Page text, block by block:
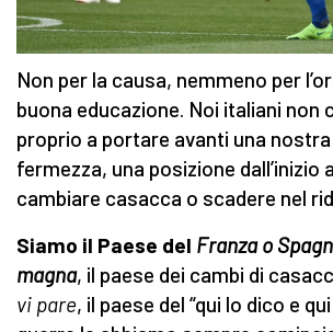
Non per la causa, nemmeno per
buona educazione. Noi italiani non
proprio a portare avanti una
fermezza, una posizione dall’inizio
cambiare casacca o scadere nel
Siamo il Paese del Franza o
magna, il paese dei cambi di
vi pare, il paese del “qui lo dico e